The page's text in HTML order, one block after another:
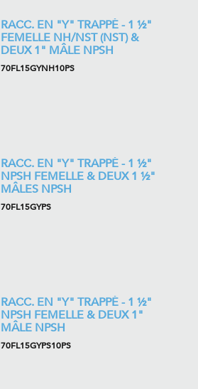
RACC. EN "Y" TRAPPÉ - 1 ½"
FEMELLE NH/NST (NST) &
DEUX 1" MÂLE NPSH
70FL15GYNH10PS
RACC. EN "Y" TRAPPÉ - 1 ½"
NPSH FEMELLE & DEUX 1 ½"
MÂLES NPSH
70FL15GYPS
RACC. EN "Y" TRAPPÉ - 1 ½"
NPSH FEMELLE & DEUX 1"
MÂLE NPSH
70FL15GYPS10PS